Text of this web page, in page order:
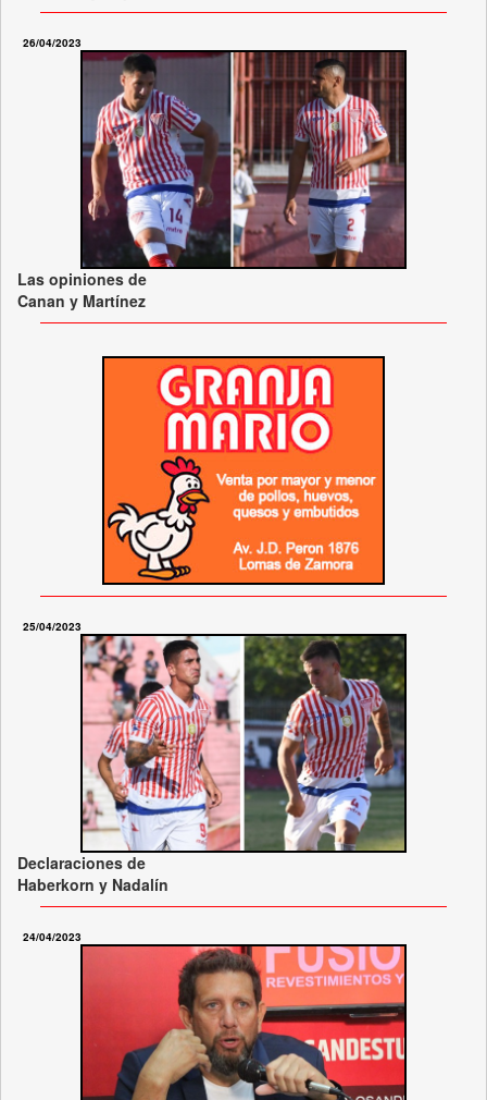
26/04/2023
Las opiniones de
Canan y Martínez
25/04/2023
Declaraciones de
Haberkorn y Nadalín
24/04/2023